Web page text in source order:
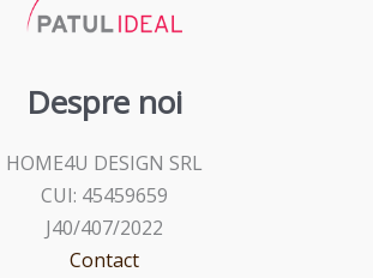
Despre noi
HOME4U DESIGN SRL
CUI: 45459659
J40/407/2022
Contact